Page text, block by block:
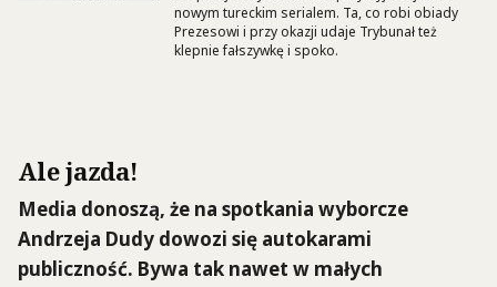
nowym tureckim serialem. Ta, co robi obiady
Prezesowi i przy okazji udaje Trybunał też
klepnie fałszywkę i spoko.
Ale jazda!
Media donoszą, że na spotkania wyborcze
Andrzeja Dudy dowozi się autokarami
publiczność. Bywa tak nawet w małych